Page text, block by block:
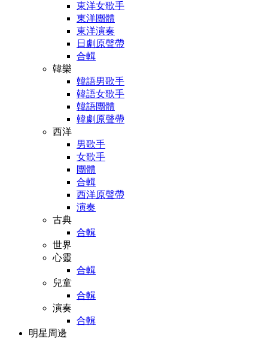
東洋女歌手
東洋團體
東洋演奏
日劇原聲帶
合輯
韓樂
韓語男歌手
韓語女歌手
韓語團體
韓劇原聲帶
西洋
男歌手
女歌手
團體
合輯
西洋原聲帶
演奏
古典
合輯
世界
心靈
合輯
兒童
合輯
演奏
合輯
明星周邊